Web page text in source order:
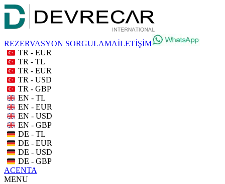
REZERVASYON SORGULAMAİLETİŞİM
TR - EUR
TR - TL
TR - EUR
TR - USD
TR - GBP
EN - TL
EN - EUR
EN - USD
EN - GBP
DE - TL
DE - EUR
DE - USD
DE - GBP
ACENTA
MENU